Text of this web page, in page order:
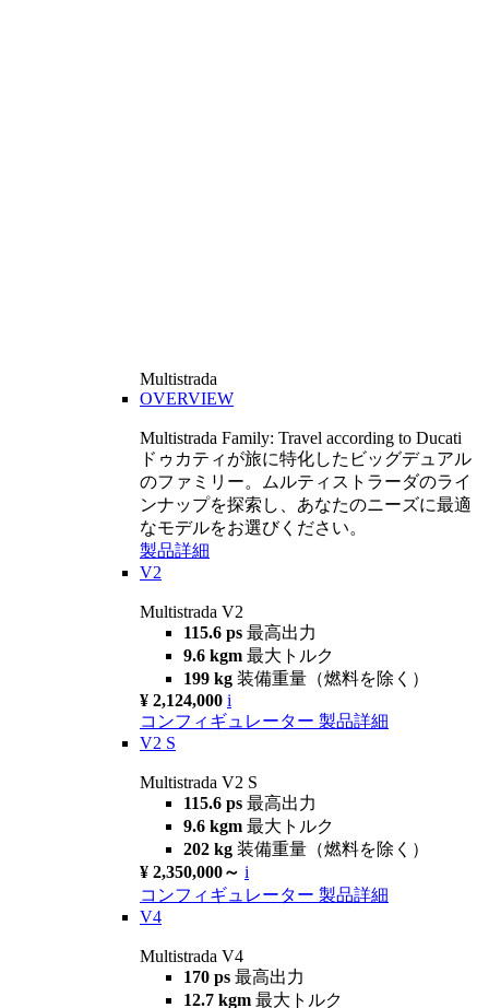
Multistrada
OVERVIEW
Multistrada Family: Travel according to Ducati
ドゥカティが旅に特化したビッグデュアル
のファミリー。ムルティストラーダのライ
ンナップを探索し、あなたのニーズに最適
なモデルをお選びください。
製品詳細
V2
Multistrada V2
115.6 ps 最高出力
9.6 kgm 最大トルク
199 kg 装備重量（燃料を除く）
¥ 2,124,000 i
コンフィギュレーター 製品詳細
V2 S
Multistrada V2 S
115.6 ps 最高出力
9.6 kgm 最大トルク
202 kg 装備重量（燃料を除く）
¥ 2,350,000～ i
コンフィギュレーター 製品詳細
V4
Multistrada V4
170 ps 最高出力
12.7 kgm 最大トルク